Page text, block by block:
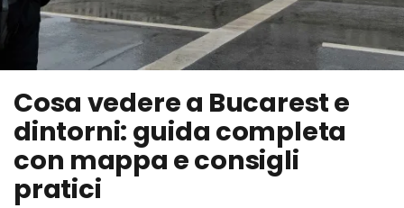
Cosa vedere a Bucarest e
dintorni: guida completa
con mappa e consigli
pratici